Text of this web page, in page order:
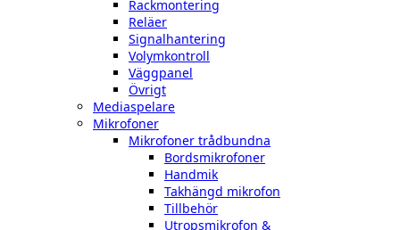
Rackmontering
Reläer
Signalhantering
Volymkontroll
Väggpanel
Övrigt
Mediaspelare
Mikrofoner
Mikrofoner trådbundna
Bordsmikrofoner
Handmik
Takhängd mikrofon
Tillbehör
Utropsmikrofon &